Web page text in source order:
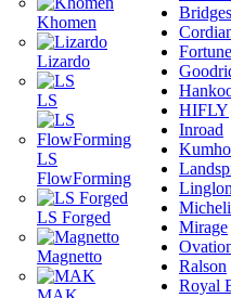
Khomen
Lizardo
LS
LS
FlowForming
LS Forged
Magnetto
Fortune
HIFLY
Inroad
Kumho
Mirage
Ralson
Royal